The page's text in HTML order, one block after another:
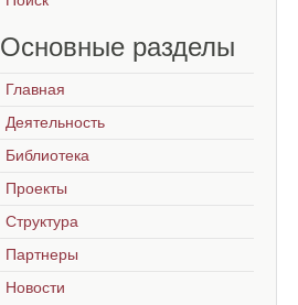
Основные разделы
Главная
Деятельность
Библиотека
Проекты
Структура
Партнеры
Новости